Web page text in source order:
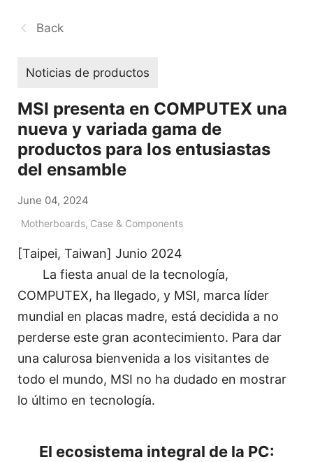
Back
Noticias de productos
MSI presenta en COMPUTEX una
nueva y variada gama de
productos para los entusiastas
del ensamble
June 04, 2024
Motherboards, Case & Components
[Taipei, Taiwan] Junio 2024
La fiesta anual de la tecnología,
COMPUTEX, ha llegado, y MSI, marca líder
mundial en placas madre, está decidida a no
perderse este gran acontecimiento. Para dar
una calurosa bienvenida a los visitantes de
todo el mundo, MSI no ha dudado en mostrar
lo último en tecnología.
El ecosistema integral de la PC: